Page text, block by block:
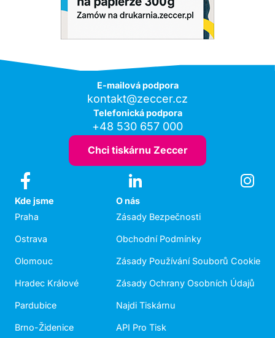
E-mailová podpora
kontakt@zeccer.cz
Telefonická podpora
+48 530 657 000
Chci tiskárnu Zeccer
Kde jsme
Praha
Ostrava
Olomouc
Hradec Králové
Pardubice
Brno-Židenice
O nás
Zásady Bezpečnosti
Obchodní Podmínky
Zásady Používání Souborů Cookie
Zásady Ochrany Osobních Údajů
Najdi Tiskárnu
API Pro Tisk